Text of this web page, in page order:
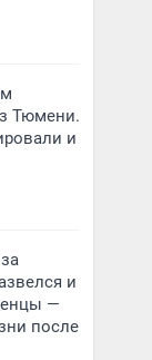
Тюмени.
и
и
—
после